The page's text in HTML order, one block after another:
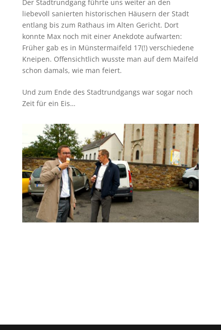
Der Stadtrundgang führte uns weiter an den
liebevoll sanierten historischen Häusern der Stadt
entlang bis zum Rathaus im Alten Gericht. Dort
konnte Max noch mit einer Anekdote aufwarten:
Früher gab es in Münstermaifeld 17(!) verschiedene
Kneipen. Offensichtlich wusste man auf dem Maifeld
schon damals, wie man feiert.
Und zum Ende des Stadtrundgangs war sogar noch
Zeit für ein Eis…